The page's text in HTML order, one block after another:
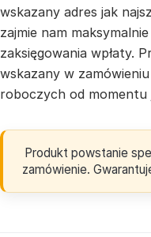
wskazany adres jak
zajmie nam
zaksięgowania wpłaty.
wskazany w
roboczych od momentu
Produkt powstanie
zamówienie.